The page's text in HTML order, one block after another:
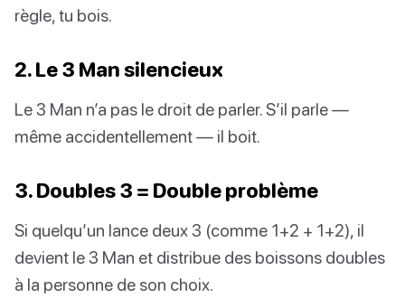
règle, tu bois.
2. Le 3 Man silencieux
Le 3 Man n’a pas le droit de parler. S’il parle —
même accidentellement — il boit.
3. Doubles 3 = Double problème
Si quelqu’un lance deux 3 (comme 1+2 + 1+2), il
devient le 3 Man et distribue des boissons doubles
à la personne de son choix.